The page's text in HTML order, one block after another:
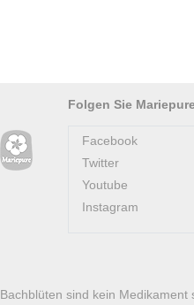
Folgen Sie
Facebook
Twitter
Youtube
Instagram
Bachblüten sind kein